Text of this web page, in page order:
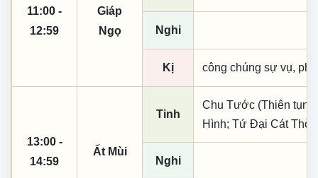
11:00 -
12:59
Giáp
Ngọ
Nghi
Kị công chúng sự vụ,
13:00 -
14:59
Ất Mùi
Tinh
Chu Tước (Thiên
Hình; Tứ Đại Cát
Nghi